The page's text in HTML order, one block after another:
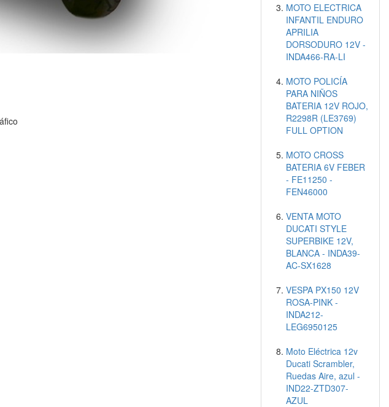
MOTO ELECTRICA
INFANTIL ENDURO
APRILIA
DORSODURO 12V -
INDA466-RA-LI
MOTO POLICÍA
PARA NIÑOS
BATERIA 12V ROJO,
R2298R (LE3769)
FULL OPTION
MOTO CROSS
BATERIA 6V FEBER
- FE11250 -
FEN46000
VENTA MOTO
DUCATI STYLE
SUPERBIKE 12V,
BLANCA - INDA39-
AC-SX1628
VESPA PX150 12V
ROSA-PINK -
INDA212-
LEG6950125
Moto Eléctrica 12v
Ducati Scrambler,
Ruedas Aire, azul -
IND22-ZTD307-
AZUL